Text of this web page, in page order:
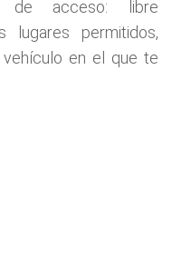
de acceso: libre
lugares permitidos,
en el que te